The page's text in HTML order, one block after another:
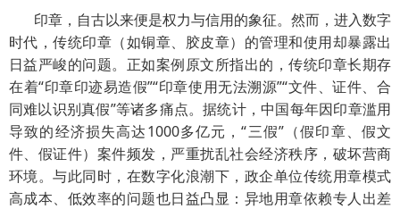
印章，自古以来便是权力与信用的象征。然而，进入数字
时代，传统印章（如铜章、胶皮章）的管理和使用却暴露出
日益严峻的问题。正如案例原文所指出的，传统印章长期存
在着“印章印迹易造假”“印章使用无法溯源”“文件、证件、合
同难以识别真假”等诸多痛点。据统计，中国每年因印章滥用
导致的经济损失高达1000多亿元，“三假”（假印章、假文
件、假证件）案件频发，严重扰乱社会经济秩序，破坏营商
环境。与此同时，在数字化浪潮下，政企单位传统用章模式
高成本、低效率的问题也日益凸显：异地用章依赖专人出差